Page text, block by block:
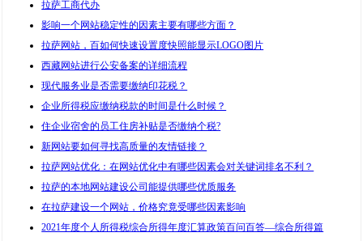
拉萨工商代办
影响一个网站稳定性的因素主要有哪些方面？
拉萨网站，百如何快速设置度快照能显示LOGO图片
西藏网站进行公安备案的详细流程
现代服务业是否需要缴纳印花税？
企业所得税应缴纳税款的时间是什么时候？
住企业宿舍的员工住房补贴是否缴纳个税?
新网站要如何寻找高质量的友情链接？
拉萨网站优化：在网站优化中有哪些因素会对关键词排名不利？
拉萨的本地网站建设公司能提供哪些优质服务
在拉萨建设一个网站，价格究竟受哪些因素影响
2021年度个人所得税综合所得年度汇算政策百问百答—综合所得篇